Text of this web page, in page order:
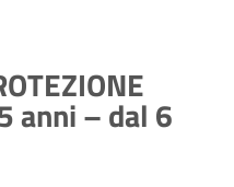
anni – dal 6